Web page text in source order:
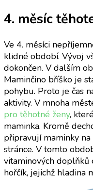
4. měsíc
Ve 4. měsíci
klidné období. Vývoj
dokončen. V dalším
Maminčino bříško je
pohybu. Proto je čas
aktivity. V mnoha
pro těhotné ženy,
maminka. Kromě
připravují maminky
stránce. V tomto
vitaminových doplňků
hořčík, jejichž hladina